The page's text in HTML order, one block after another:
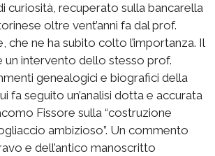
curiosità, recuperato sulla bancarella
oltre vent’anni fa dal prof.
che ne ha subito colto l’importanza. Il
un intervento dello stesso prof.
genealogici e biografici della
fa seguito un’analisi dotta e accurata
Fissore sulla “costruzione
ambizioso”. Un commento
e dell’antico manoscritto